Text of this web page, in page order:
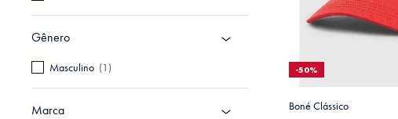
Gênero
Masculino (1 )
Marca
-50%
Boné Clássico